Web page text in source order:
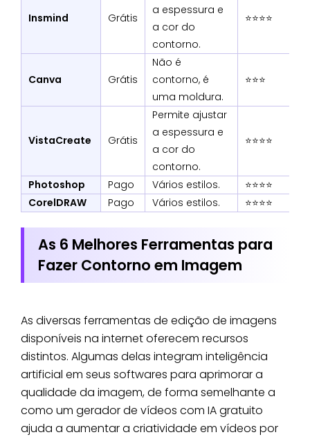
Insmind Grátis
a espessura e
a cor do
contorno.
⭐⭐⭐⭐
Canva Grátis
Não é
contorno, é
uma moldura.
⭐⭐⭐
VistaCreate Grátis
Permite ajustar
a espessura e
a cor do
contorno.
⭐⭐⭐⭐
Photoshop Pago Vários estilos.
⭐⭐⭐⭐
CorelDRAW
Pago Vários estilos. ⭐⭐⭐⭐
As 6 Melhores Ferramentas para
Fazer Contorno em Imagem
As diversas ferramentas de edição de imagens
disponíveis na internet oferecem recursos
distintos. Algumas delas integram inteligência
artificial em seus softwares para aprimorar a
qualidade da imagem, de forma semelhante a
como um gerador de vídeos com IA gratuito
ajuda a aumentar a criatividade em vídeos por